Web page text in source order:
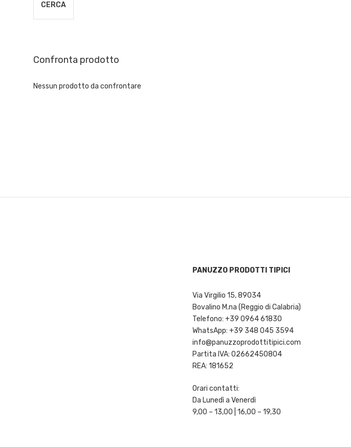
CERCA
Confronta prodotto
Nessun prodotto da confrontare
PANUZZO PRODOTTI TIPICI
Via Virgilio 15, 89034
Bovalino M.na (Reggio di Calabria)
Telefono: +39 0964 61830
WhatsApp: +39 348 045 3594
info@panuzzoprodottitipici.com
Partita IVA: 02662450804
REA: 181652
Orari contatti:
Da Lunedì a Venerdì
9,00 – 13,00 | 16,00 – 19,30